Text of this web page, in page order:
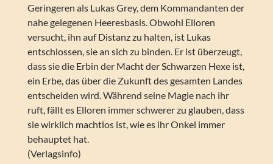
Geringeren als Lukas Grey, dem Kommandanten der
nahe gelegenen Heeresbasis. Obwohl Elloren
versucht, ihn auf Distanz zu halten, ist Lukas
entschlossen, sie an sich zu binden. Er ist überzeugt,
dass sie die Erbin der Macht der Schwarzen Hexe ist,
ein Erbe, das über die Zukunft des gesamten Landes
entscheiden wird. Während seine Magie nach ihr
ruft, fällt es Elloren immer schwerer zu glauben, dass
sie wirklich machtlos ist, wie es ihr Onkel immer
behauptet hat.
(Verlagsinfo)